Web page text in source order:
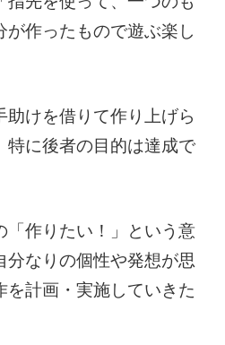
作ったもので遊ぶ楽し
けを借りて作り上げら
特に後者の目的は達成で
「作りたい！」という意
分なりの個性や発想が思
を計画・実施していきた